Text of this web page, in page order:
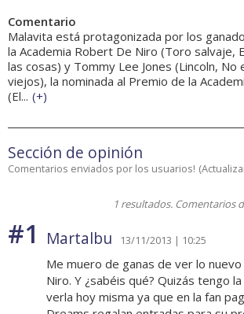
Comentario
Malavita está protagonizada por los
la Academia Robert De Niro (Toro salvaje,
las cosas) y Tommy Lee Jones (Lincoln, No
viejos), la nominada al Premio de la
(El... (+)
Sección de opinión
Comentarios enviados por los usuarios! (
1 resultados. Comentarios
#1 Martalbu 13/11/2013 | 10:25
Me muero de ganas de ver lo
Niro. Y ¿sabéis qué? Quizás tengo
verla hoy misma ya que en la fan